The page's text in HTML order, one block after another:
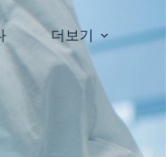
더보기